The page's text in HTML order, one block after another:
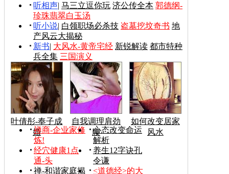
听相声| 马三立逗你玩 济公传全本 郭德纲-
珍珠翡翠白玉汤
听小说| 白领职场必杀技 盗墓挖坟奇书 地
产风云大揭秘
新书| 大风水-黄帝宅经 新锐解读 都市特种
兵全集 三国演义
叶倩彤-奉子成
婚
自我调理肩劲
腰
如何改变居家
风水
禅商-企业家修
炼!
心态改变命运
解析
经穴健康1点
通-头
养生12字诀孔
令谦
禅-和谐家庭揭
<道德经>的大